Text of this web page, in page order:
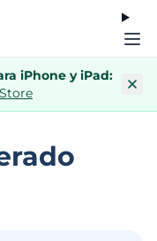
iPhone y iPad: